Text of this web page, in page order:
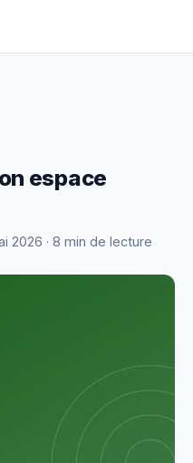
espace
2026 · 8 min de lecture